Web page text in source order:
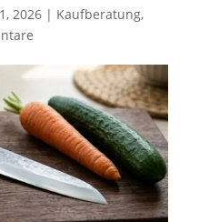
2026| Kaufberatung,